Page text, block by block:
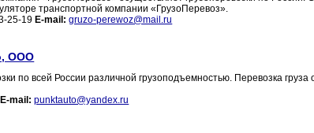
транспортной компании «ГрузоПеревоз».
25-19 E-mail: gruzo-perewoz@mail.ru
ООО
по всей России различной грузоподъемностью. Перевозка груза
E-mail: punktauto@yandex.ru